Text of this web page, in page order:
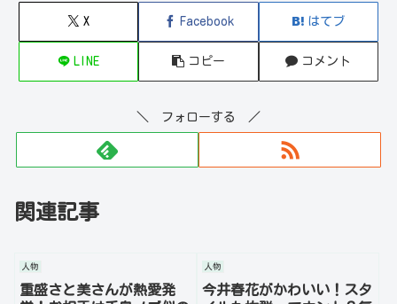
X Facebook はてブ
LINE コピー コメント
＼ フォローする ／
関連記事
人物
重盛さと美さんが熱愛発
人物
今井春花がかわいい！スタ